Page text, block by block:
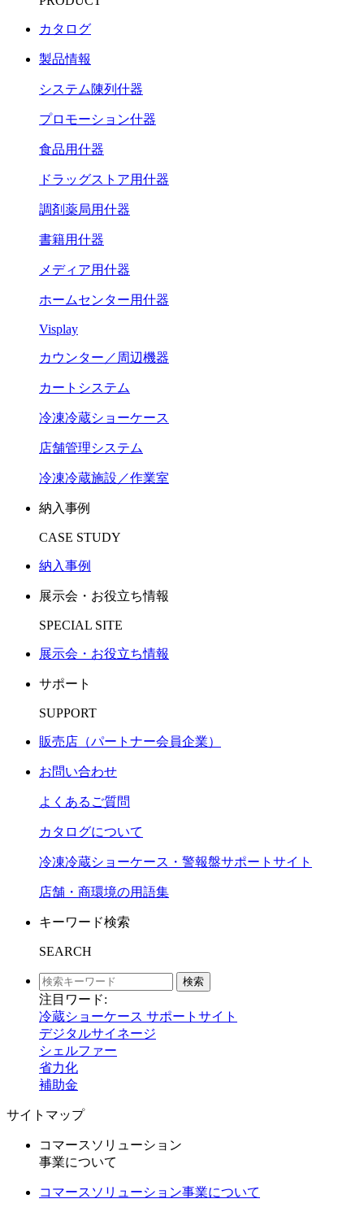
カタログ
製品情報
システム陳列什器
プロモーション什器
食品用什器
ドラッグストア用什器
調剤薬局用什器
書籍用什器
メディア用什器
ホームセンター用什器
Visplay
カウンター／周辺機器
カートシステム
冷凍冷蔵ショーケース
店舗管理システム
冷凍冷蔵施設／作業室
納入事例
CASE STUDY
納入事例
展示会・お役立ち情報
SPECIAL SITE
展示会・お役立ち情報
サポート
SUPPORT
販売店（パートナー会員企業）
お問い合わせ
よくあるご質問
カタログについて
冷凍冷蔵ショーケース・警報盤サポートサイト
店舗・商環境の用語集
キーワード検索
SEARCH
検索
注目ワード:
冷蔵ショーケース サポートサイト
デジタルサイネージ
シェルファー
省力化
補助金
サイトマップ
コマースソリューション
事業について
コマースソリューション事業について